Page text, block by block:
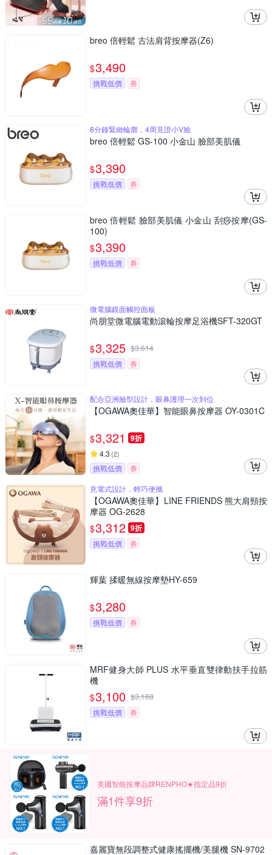
breo 倍輕鬆 古法肩背按摩器(Z6)
$3,490
挑戰低價 券
8分鐘緊緻輪廓，4周見證小V臉
breo 倍輕鬆 GS-100 小金山 臉部美肌儀
$3,390
挑戰低價 券
breo 倍輕鬆 臉部美肌儀 小金山 刮痧按摩(GS-
100)
$3,390
挑戰低價 券
微電腦鏡面觸控面板
尚朋堂微電腦電動滾輪按摩足浴機SFT-320GT
$3,325 $3,614
挑戰低價
券
配合亞洲臉型設計，眼鼻護理一次到位
【OGAWA奧佳華】智能眼鼻按摩器 OY-0301C
$3,321 9折
4.3 (2)
挑戰低價
券
充電式設計，輕巧便攜
【OGAWA奧佳華】LINE FRIENDS 熊大肩頸按
摩器 OG-2628
$3,312 9折
挑戰低價 券
輝葉 揉暖無線按摩墊HY-659
$3,280
挑戰低價 券
MRF健身大師 PLUS ⽔平垂直雙律動扶⼿拉筋
機
$3,100 $3,188
挑戰低價
券
美國智能按摩品牌RENPHO★指定品9折
滿1件享9折
嘉麗寶無段調整式健康搖擺機/美腿機 SN-9702